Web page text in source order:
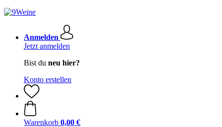
Anmelden
Jetzt anmelden
Bist du neu hier?
Konto erstellen
Warenkorb 0,00 €